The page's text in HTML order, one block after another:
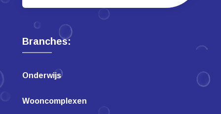
Branches:
Onderwijs
Wooncomplexen